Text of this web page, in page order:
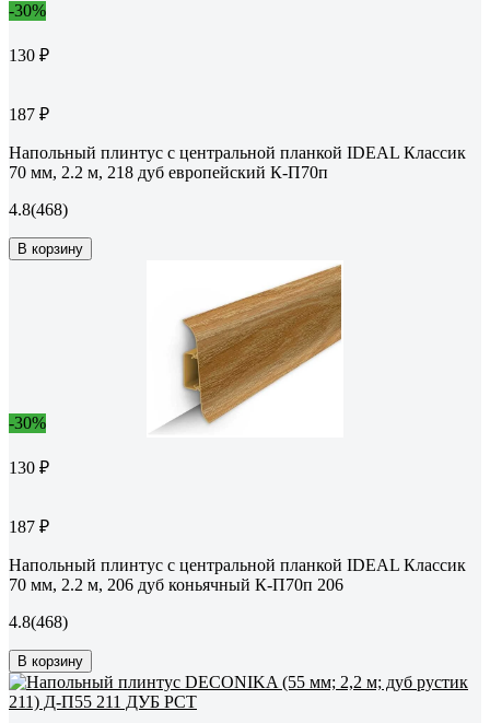
-30%
130 ₽
187 ₽
Напольный плинтус с центральной планкой IDEAL Классик
70 мм, 2.2 м, 218 дуб европейский К-П70п
4.8(468)
В корзину
-30%
130 ₽
187 ₽
Напольный плинтус с центральной планкой IDEAL Классик
70 мм, 2.2 м, 206 дуб коньячный К-П70п 206
4.8(468)
В корзину